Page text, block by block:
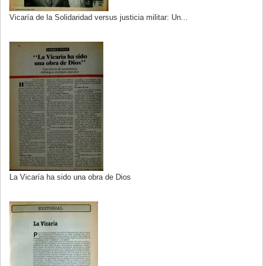
Vicaría de la Solidaridad versus justicia militar: Un...
La Vicaría ha sido una obra de Dios